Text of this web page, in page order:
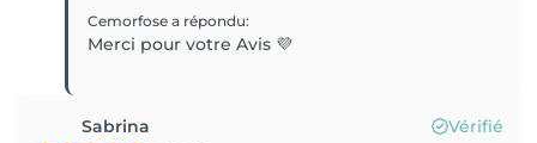
Cemorfosea répondu:
Merci pour votre Avis 💜
Sabrina Vérifié